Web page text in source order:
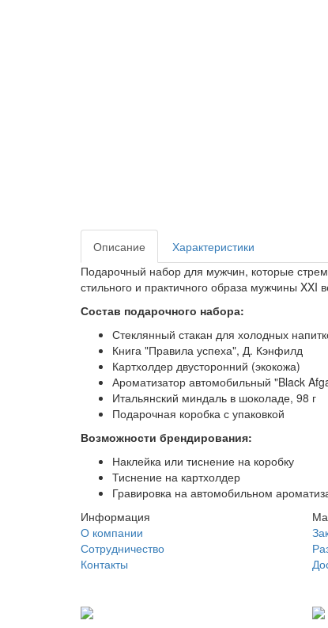
Описание
Характеристики
Подарочный набор для мужчин, которые
стильного и практичного образа мужчины XXI
Состав подарочного набора:
Стеклянный стакан для холодных
Книга "Правила успеха", Д. Кэнфилд
Картхолдер двусторонний (экокожа)
Ароматизатор автомобильный "Black
Итальянский миндаль в шоколаде, 98 г
Подарочная коробка с упаковкой
Возможности брендирования:
Наклейка или тиснение на коробку
Тиснение на картхолдер
Гравировка на автомобильном
Информация
О компании
Сотрудничество
Контакты